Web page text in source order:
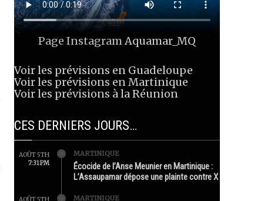
Page InstagramAquamar_MQ
Voir les prévisions en Guadeloupe
Voir les prévisions en Martinique
Voir les prévisions à la Réunion
CES DERNIERS JOURS…
AOÛT 5TH
7:31 PM
MARTINIQUE
Écocide de l’Anse Meunier en Martinique :
L’Assaupamar dépose une plainte contre X
AOÛT 5TH
MARTINIQUE